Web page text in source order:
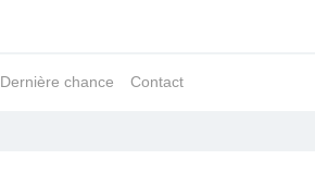
Dernière chance Contact